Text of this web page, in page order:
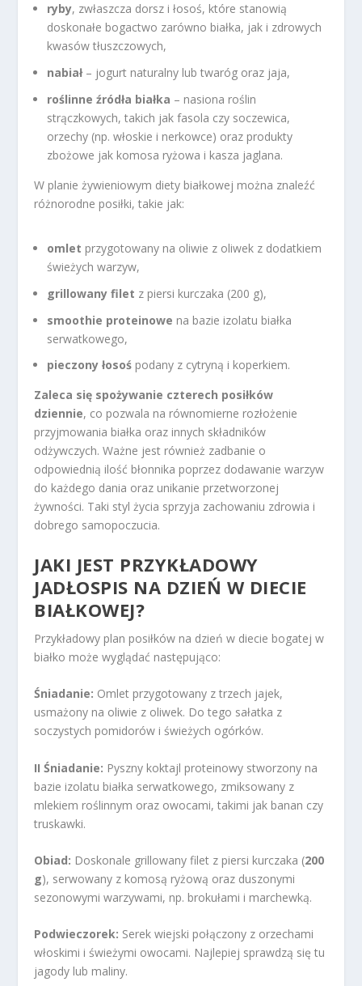
ryby, zwłaszcza dorsz i łosoś, które stanowią
doskonałe bogactwo zarówno białka, jak i zdrowych
kwasów tłuszczowych,
nabiał– jogurt naturalny lub twaróg oraz jaja,
roślinne źródła białka – nasiona roślin
strączkowych, takich jak fasola czy soczewica,
orzechy (np. włoskie i nerkowce) oraz produkty
zbożowe jak komosa ryżowa i kasza jaglana.
W planie żywieniowym diety białkowej można znaleźć
różnorodne posiłki, takie jak:
omlet przygotowany na oliwie z oliwek z dodatkiem
świeżych warzyw,
grillowany filet z piersi kurczaka (200 g),
smoothie proteinowe na bazie izolatu białka
serwatkowego,
pieczony łosoś podany z cytryną i koperkiem.
Zaleca się spożywanie czterech posiłków
dziennie, co pozwala na równomierne rozłożenie
przyjmowania białka oraz innych składników
odżywczych. Ważne jest również zadbanie o
odpowiednią ilość błonnika poprzez dodawanie warzyw
do każdego dania oraz unikanie przetworzonej
żywności. Taki styl życia sprzyja zachowaniu zdrowia i
dobrego samopoczucia.
JAKI JEST PRZYKŁADOWY
JADŁOSPIS NA DZIEŃ W DIECIE
BIAŁKOWEJ?
Przykładowy plan posiłków na dzień w diecie bogatej w
białko może wyglądać następująco:
Śniadanie: Omlet przygotowany z trzech jajek,
usmażony na oliwie z oliwek. Do tego sałatka z
soczystych pomidorów i świeżych ogórków.
II Śniadanie: Pyszny koktajl proteinowy stworzony na
bazie izolatu białka serwatkowego, zmiksowany z
mlekiem roślinnym oraz owocami, takimi jak banan czy
truskawki.
Obiad: Doskonale grillowany filet z piersi kurczaka (200
g), serwowany z komosą ryżową oraz duszonymi
sezonowymi warzywami, np. brokułami i marchewką.
Podwieczorek: Serek wiejski połączony z orzechami
włoskimi i świeżymi owocami. Najlepiej sprawdzą się tu
jagody lub maliny.